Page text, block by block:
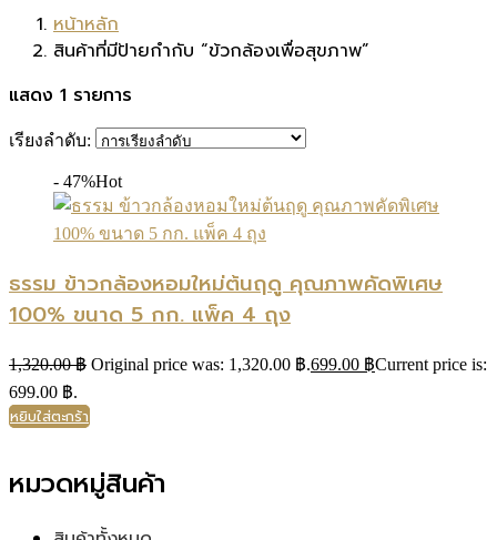
หน้าหลัก
สินค้าที่มีป้ายกำกับ “ข้วกล้องเพื่อสุขภาพ”
แสดง 1 รายการ
เรียงลำดับ:
- 47%Hot
ธรรม ข้าวกล้องหอมใหม่ต้นฤดู คุณภาพคัดพิเศษ
100% ขนาด 5 กก. แพ็ค 4 ถุง
1,320.00฿ Original price was: 1,320.00 ฿.699.00 ฿Current price is:
699.00 ฿.
หยิบใส่ตะกร้า
หมวดหมู่สินค้า